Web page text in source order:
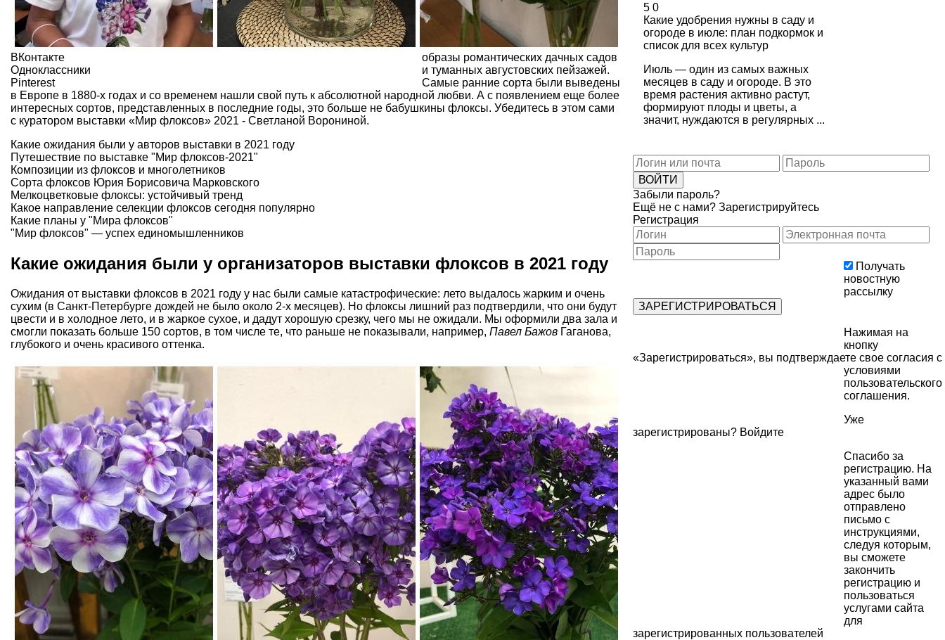
ВКонтакте
Одноклассники
Pinterest
образы романтических дачных садов
и туманных августовских пейзажей.
Самые ранние сорта были выведены
в Европе в 1880-х годах и со временем нашли свой путь к абсолютной народной любви. А с появлением еще более
интересных сортов, представленных в последние годы, это больше не бабушкины флоксы. Убедитесь в этом сами
с куратором выставки «Мир флоксов» 2021 - Светланой Ворониной.
Какие ожидания были у авторов выставки в 2021 году
Путешествие по выставке "Мир флоксов-2021"
Композиции из флоксов и многолетников
Сорта флоксов Юрия Борисовича Марковского
Мелкоцветковые флоксы: устойчивый тренд
Какое направление селекции флоксов сегодня популярно
Какие планы у "Мира флоксов"
"Мир флоксов" — успех единомышленников
Какие ожидания были у организаторов выставки флоксов в 2021 году
Ожидания от выставки флоксов в 2021 году у нас были самые катастрофические: лето выдалось жарким и очень
сухим (в Санкт-Петербурге дождей не было около 2-х месяцев). Но флоксы лишний раз подтвердили, что они будут
цвести и в холодное лето, и в жаркое сухое, и дадут хорошую срезку, чего мы не ожидали. Мы оформили два зала и
смогли показать больше 150 сортов, в том числе те, что раньше не показывали, например, Павел Бажов Гаганова,
глубокого и очень красивого оттенка.
5 0
Какие удобрения нужны в саду и
огороде в июле: план подкормок и
список для всех культур
Июль — один из самых важных
месяцев в саду и огороде. В это
время растения активно растут,
формируют плоды и цветы, а
значит, нуждаются в регулярных ...
Забыли пароль?
Ещё не с нами? Зарегистрируйтесь
Регистрация
Получать
новостную
рассылку
Нажимая на
кнопку
«Зарегистрироваться», вы подтверждаете свое согласия с
условиями
пользовательского
соглашения.
Уже
зарегистрированы? Войдите
Спасибо за
регистрацию. На
указанный вами
адрес было
отправлено
письмо с
инструкциями,
следуя которым,
вы сможете
закончить
регистрацию и
пользоваться
услугами сайта
для
зарегистрированных пользователей